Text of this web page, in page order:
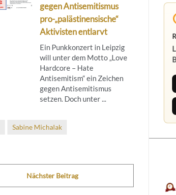
gegen Antisemitismus
pro-„palästinensische“
Aktivisten entlarvt
Ein Punkkonzert in Leipzig
will unter dem Motto „Love
Hardcore – Hate
Antisemitism“ ein Zeichen
gegen Antisemitismus
setzen. Doch unter ...
Sabine Michalak
Nächster Beitrag